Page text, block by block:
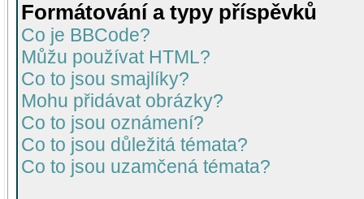
Formátování a typy příspěvků
Co je BBCode?
Můžu používat HTML?
Co to jsou smajlíky?
Mohu přidávat obrázky?
Co to jsou oznámení?
Co to jsou důležitá témata?
Co to jsou uzamčená témata?